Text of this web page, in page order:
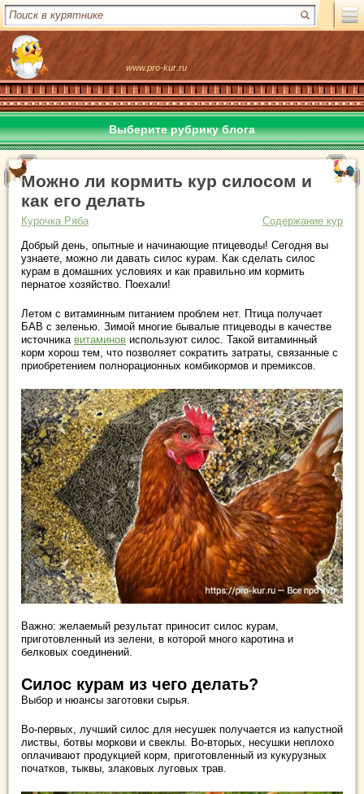
www.pro-kur.ru
Выберите рубрику блога
Можно ли кормить кур силосом и
как его делать
Курочка Ряба
Содержание кур
Добрый день, опытные и начинающие птицеводы! Сегодня вы
узнаете, можно ли давать силос курам. Как сделать силос
курам в домашних условиях и как правильно им кормить
пернатое хозяйство. Поехали!
Летом с витаминным питанием проблем нет. Птица получает
БАВ с зеленью. Зимой многие бывалые птицеводы в качестве
источника витаминов используют силос. Такой витаминный
корм хорош тем, что позволяет сократить затраты, связанные с
приобретением полнорационных комбикормов и премиксов.
Важно: желаемый результат приносит силос курам,
приготовленный из зелени, в которой много каротина и
белковых соединений.
Силос курам из чего делать?
Выбор и нюансы заготовки сырья.
Во-первых, лучший силос для несушек получается из капустной
листвы, ботвы моркови и свеклы. Во-вторых, несушки неплохо
оплачивают продукцией корм, приготовленный из кукурузных
початков, тыквы, злаковых луговых трав.